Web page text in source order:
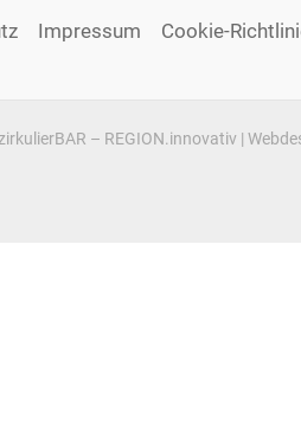
Impressum Cookie-
– REGION.innovativ |